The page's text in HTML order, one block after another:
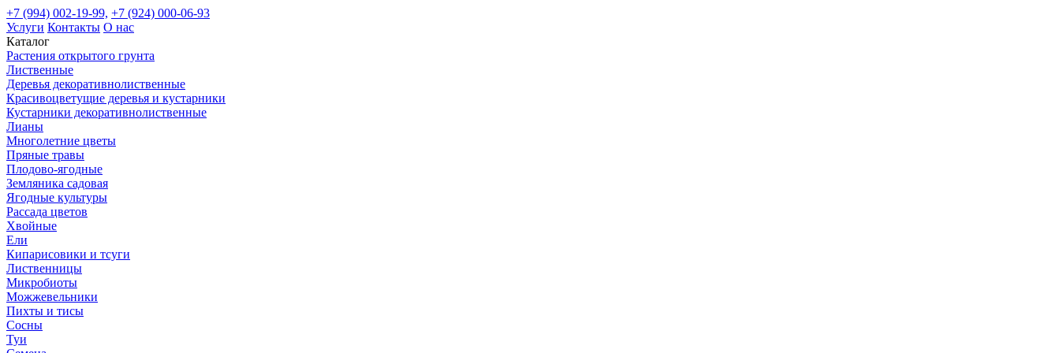
+7 (994) 002-19-99, +7 (924) 000-06-93
Услуги Контакты О нас
Каталог
Растения открытого грунта
Лиственные
Деревья декоративнолиственные
Красивоцветущие деревья и кустарники
Кустарники декоративнолиственные
Лианы
Многолетние цветы
Пряные травы
Плодово-ягодные
Земляника садовая
Ягодные культуры
Рассада цветов
Хвойные
Ели
Кипарисовики и тсуги
Лиственницы
Микробиоты
Можжевельники
Пихты и тисы
Сосны
Туи